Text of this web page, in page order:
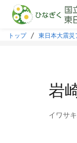
本文に飛ぶ
トップ 東日本大震災
岩
イワサ